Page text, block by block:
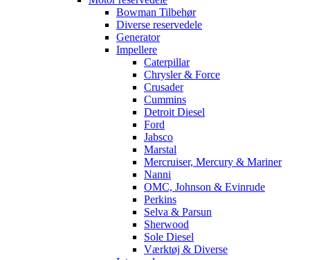
Bowman Tilbehør
Diverse reservedele
Generator
Impellere
Caterpillar
Chrysler & Force
Crusader
Cummins
Detroit Diesel
Ford
Jabsco
Marstal
Mercruiser, Mercury & Mariner
Nanni
OMC, Johnson & Evinrude
Perkins
Selva & Parsun
Sherwood
Sole Diesel
Værktøj & Diverse